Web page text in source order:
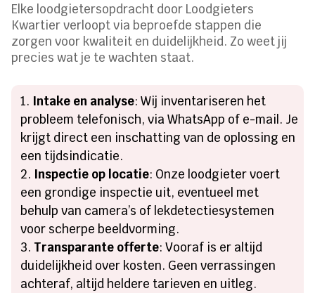
Elke loodgietersopdracht door Loodgieters
Kwartier verloopt via beproefde stappen die
zorgen voor kwaliteit en duidelijkheid. Zo weet jij
precies wat je te wachten staat.
Intake en analyse: Wij inventariseren het
probleem telefonisch, via WhatsApp of e-mail. Je
krijgt direct een inschatting van de oplossing en
een tijdsindicatie.
Inspectie op locatie: Onze loodgieter voert
een grondige inspectie uit, eventueel met
behulp van camera’s of lekdetectiesystemen
voor scherpe beeldvorming.
Transparante offerte: Vooraf is er altijd
duidelijkheid over kosten. Geen verrassingen
achteraf, altijd heldere tarieven en uitleg.